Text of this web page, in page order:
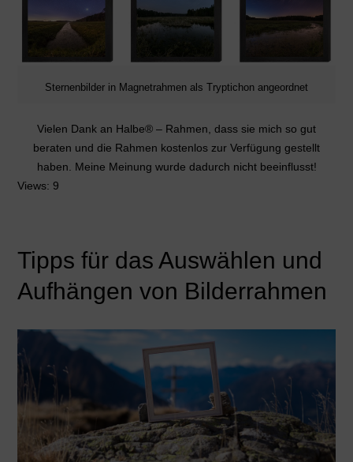
Sternenbilder in Magnetrahmen als Tryptichon angeordnet
Vielen Dank an Halbe® – Rahmen, dass sie mich so gut
beraten und die Rahmen kostenlos zur Verfügung gestellt
haben. Meine Meinung wurde dadurch nicht beeinflusst!
Views: 9
Tipps für das Auswählen und
Aufhängen von Bilderrahmen